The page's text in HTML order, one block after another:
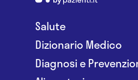
Salute
Dizionario Medico
Diagnosi e